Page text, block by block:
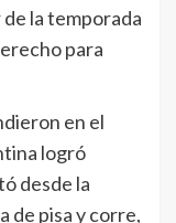
la temporada
para
en el
logró
desde la
de pisa y corre,